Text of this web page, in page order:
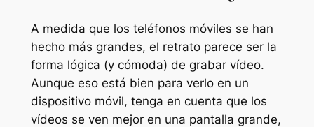
A medida que los teléfonos móviles se han
hecho más grandes, el retrato parece ser la
forma lógica (y cómoda) de grabar vídeo.
Aunque eso está bien para verlo en un
dispositivo móvil, tenga en cuenta que los
vídeos se ven mejor en una pantalla grande,